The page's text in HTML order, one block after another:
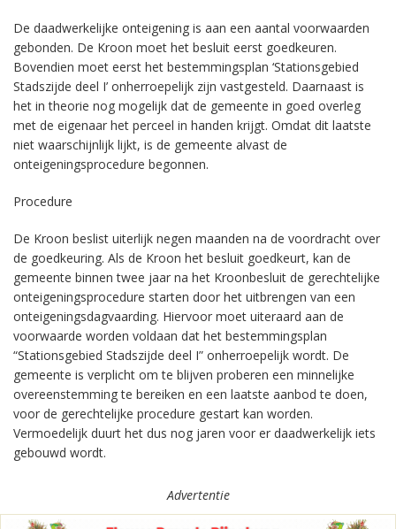
De daadwerkelijke onteigening is aan een aantal voorwaarden
gebonden. De Kroon moet het besluit eerst goedkeuren.
Bovendien moet eerst het bestemmingsplan ‘Stationsgebied
Stadszijde deel I’ onherroepelijk zijn vastgesteld. Daarnaast is
het in theorie nog mogelijk dat de gemeente in goed overleg
met de eigenaar het perceel in handen krijgt. Omdat dit laatste
niet waarschijnlijk lijkt, is de gemeente alvast de
onteigeningsprocedure begonnen.
Procedure
De Kroon beslist uiterlijk negen maanden na de voordracht over
de goedkeuring. Als de Kroon het besluit goedkeurt, kan de
gemeente binnen twee jaar na het Kroonbesluit de gerechtelijke
onteigeningsprocedure starten door het uitbrengen van een
onteigeningsdagvaarding. Hiervoor moet uiteraard aan de
voorwaarde worden voldaan dat het bestemmingsplan
“Stationsgebied Stadszijde deel I” onherroepelijk wordt. De
gemeente is verplicht om te blijven proberen een minnelijke
overeenstemming te bereiken en een laatste aanbod te doen,
voor de gerechtelijke procedure gestart kan worden.
Vermoedelijk duurt het dus nog jaren voor er daadwerkelijk iets
gebouwd wordt.
Advertentie